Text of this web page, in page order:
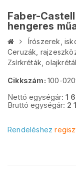
Faber-
hengeres
Írószerek,
Ceruzák,
Zsírkréták,
Cikkszám: 100-
Nettó egységár: 1
Bruttó egységár: 2
Rendeléshez